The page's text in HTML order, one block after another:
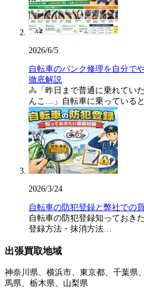
2026/6/5
自転車のパンク修理を自分で
徹底解説
🚴「昨日まで普通に乗れてい
んこ…」自転車に乗っている
2026/3/24
自転車の防犯登録と弊社での
自転車の防犯登録知っておき
登録方法・抹消方法…
出張買取地域
神奈川県、横浜市、東京都、千葉県
馬県、栃木県、山梨県